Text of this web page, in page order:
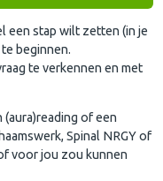
een stap wilt zetten (in je
beginnen.
te verkennen en met
of een
Spinal NRGY of
voor jou zou kunnen